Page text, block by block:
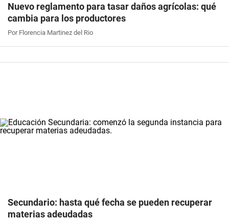
Nuevo reglamento para tasar daños agrícolas: qué
cambia para los productores
Por Florencia Martinez del Rio
Secundario: hasta qué fecha se pueden recuperar
materias adeudadas